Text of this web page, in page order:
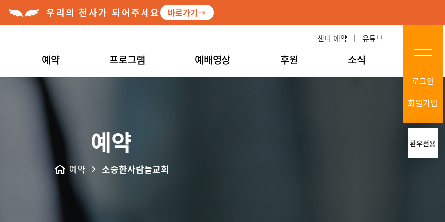
우리의 천사가 되어주세요 바로가기
예약 프로그램 예배영상 후원 소식
센터 예약 유튜브
로그인
회원가입
환우전용
예약
예약 소중한사람들교회